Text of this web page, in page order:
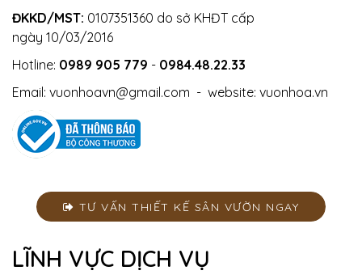
ĐKKD/MST: 0107351360 do sở KHĐT cấp
ngày 10/03/2016
Hotline: 0989 905 779 - 0984.48.22.33
Email: vuonhoavn@gmail.com - website: vuonhoa.vn
TƯ VẤN THIẾT KẾ SÂN VƯỜN NGAY
LĨNH VỰC DỊCH VỤ